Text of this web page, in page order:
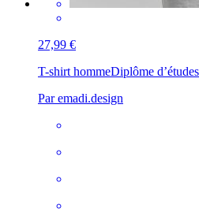
27,99 €
T-shirt hommeDiplôme
Par emadi.design